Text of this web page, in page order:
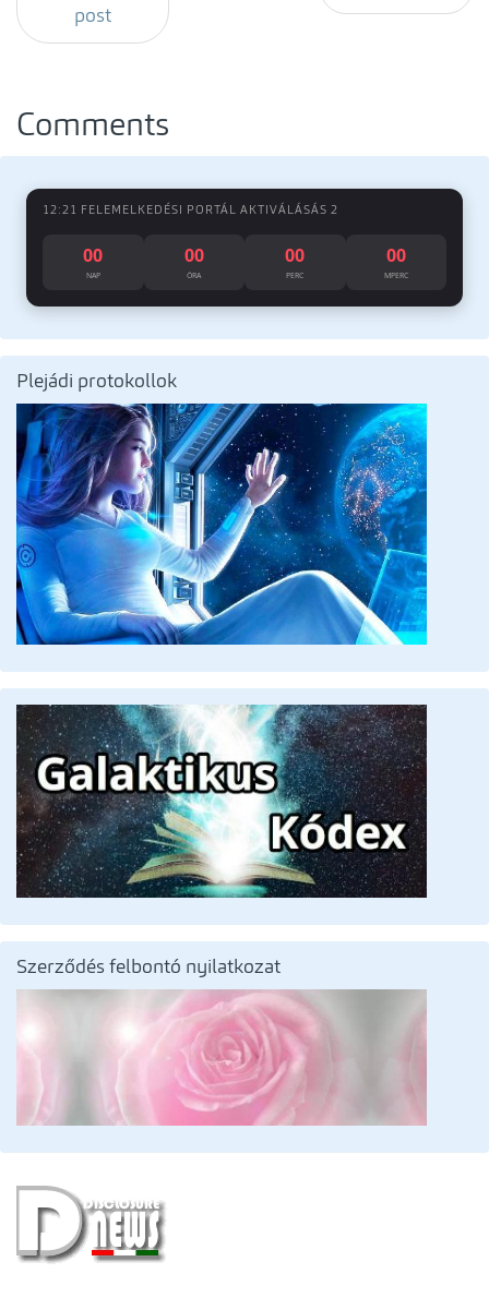
post
Comments
12:21 FELEMELKEDÉSI PORTÁL AKTIVÁLÁSÁS 2
00
NAP
00
ÓRA
00
PERC
00
MPERC
Plejádi protokollok
Szerződés felbontó nyilatkozat